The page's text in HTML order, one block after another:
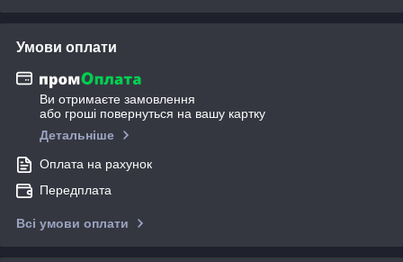
Умови оплати
Ви отримаєте замовлення
або гроші повернуться на вашу картку
Детальніше
Оплата на рахунок
Передплата
Всі умови оплати